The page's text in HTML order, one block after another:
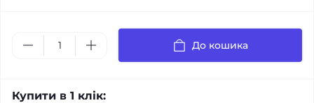
До кошика
Купити в 1 клік: